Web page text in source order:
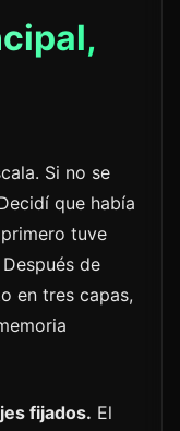
Si no se
que había
tuve
de
en tres capas,
fijados. El